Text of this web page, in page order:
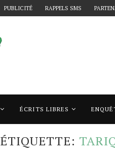
PUBLICITÉ RAPPELS SMS
ÉCRITS LIBRES
Articles taggés avec "tariq ramadan"
ÉTIQUETTE: